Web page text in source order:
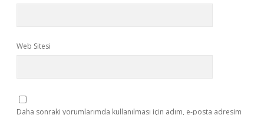
Web Sitesi
Daha sonraki yorumlarımda kullanılması için adım, e-posta adresim